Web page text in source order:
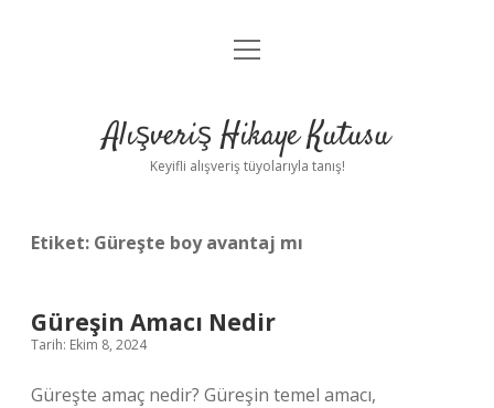
Anasayfa
Yasal Uyarı
menüyü
Alışveriş Hikaye Kutusu
Keyifli alışveriş tüyolarıyla tanış!
Etiket: Güreşte boy avantaj mı
Güreşin Amacı Nedir
Tarih: Ekim 8, 2024
Güreşte amaç nedir? Güreşin temel amacı,